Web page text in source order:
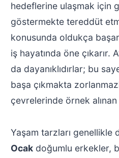
hedeflerine ulaşmak için
göstermekte tereddüt
konusunda oldukça
iş hayatında öne çıkarır.
da dayanıklıdırlar; bu
başa çıkmakta
çevrelerinde örnek
Yaşam tarzları genellikle
Ocakdoğumlu erkekler,